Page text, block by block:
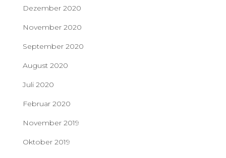
Dezember 2020
November 2020
September 2020
August 2020
Juli 2020
Februar 2020
November 2019
Oktober 2019